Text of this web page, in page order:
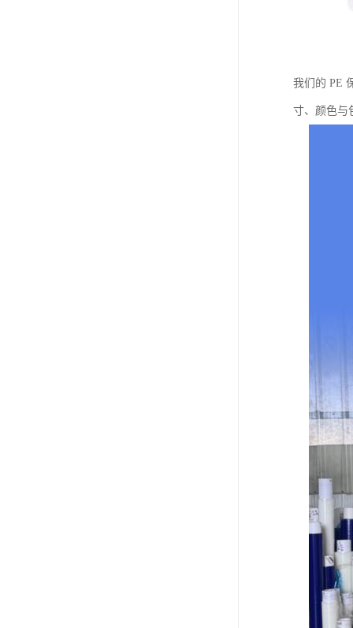
我们的 PE
寸、颜色与